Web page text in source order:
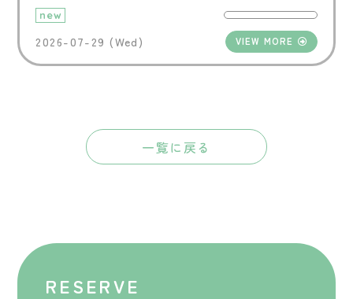
new
2026-07-29 (Wed) VIEW MORE
一覧に戻る
RESERVE